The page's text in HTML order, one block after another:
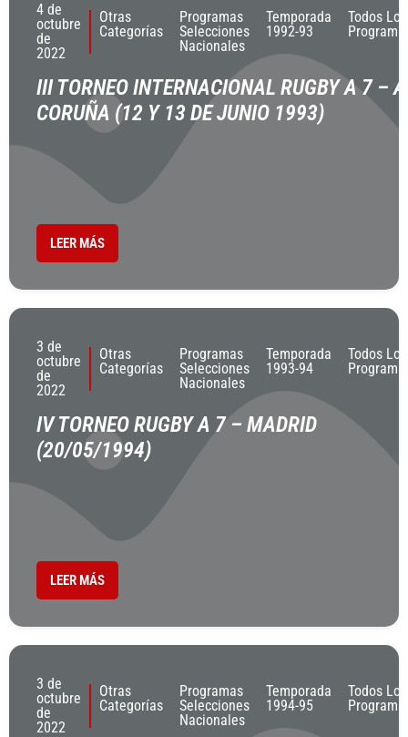
4 de
octubre
de
2022
Otras
Categorías
Programas
Selecciones
Nacionales
Temporada
1992-93
Todos Los
III TORNEO INTERNACIONAL RUGBY A 7 – A
CORUÑA (12 Y 13 DE JUNIO 1993)
LEER MÁS
3 de
octubre
de
2022
Otras
Categorías
Programas
Selecciones
Nacionales
Temporada
1993-94
Todos Los
IV TORNEO RUGBY A 7 – MADRID
(20/05/1994)
LEER MÁS
3 de
octubre
de
2022
Otras
Categorías
Programas
Selecciones
Nacionales
Temporada
1994-95
Todos Los